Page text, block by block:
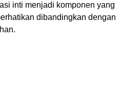
inti menjadi komponen yang
dibandingkan dengan